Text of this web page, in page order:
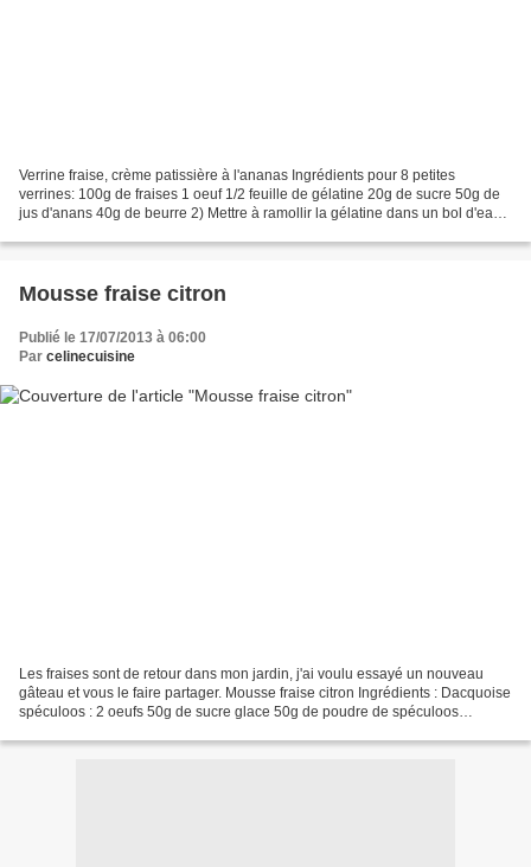
Verrine fraise, crème patissière à l'ananas Ingrédients pour 8 petites
verrines: 100g de fraises 1 oeuf 1/2 feuille de gélatine 20g de sucre 50g de
jus d'anans 40g de beurre 2) Mettre à ramollir la gélatine dans un bol d'eau
Mousse fraise citron
Publié le 17/07/2013 à 06:00
Par celinecuisine
Les fraises sont de retour dans mon jardin, j'ai voulu essayé un nouveau
gâteau et vous le faire partager. Mousse fraise citron Ingrédients : Dacquoise
spéculoos : 2 oeufs 50g de sucre glace 50g de poudre de spéculoos